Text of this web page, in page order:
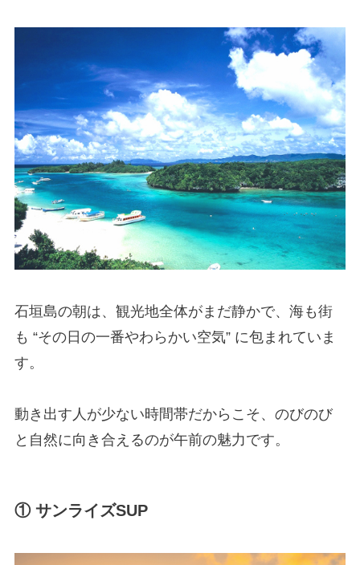
石垣島の朝は、観光地全体がまだ静かで、海も街
も “その日の一番やわらかい空気” に包まれていま
す。
動き出す人が少ない時間帯だからこそ、のびのび
と自然に向き合えるのが午前の魅力です。
① サンライズSUP